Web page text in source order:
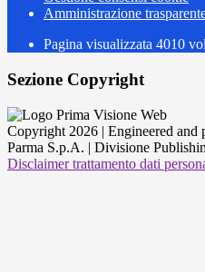
Amministrazione
Pagina visualizzata 4010
Sezione Copyright
Copyright 2026 | Engineered and
Parma S.p.A. | Divisione
Disclaimer trattamento dati